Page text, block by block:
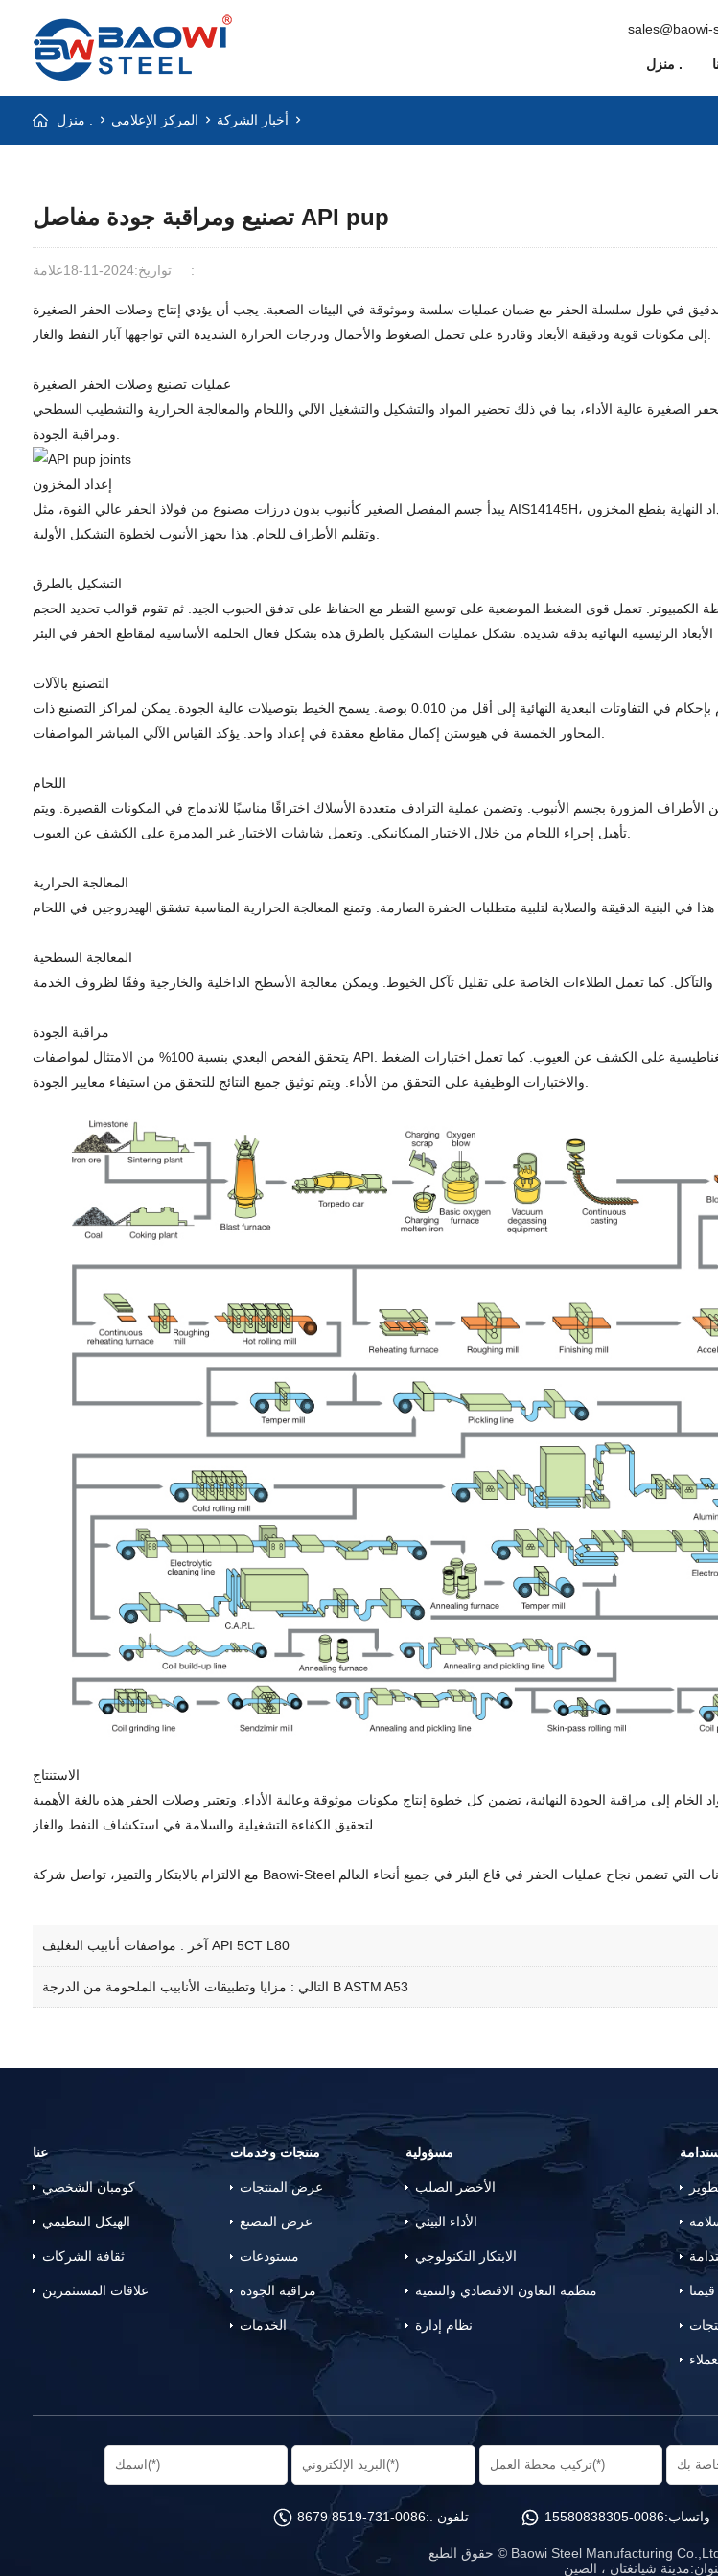
sales@baowi-
منزل .
المركز الإعلامي أخبار الشركة
تصنيع ومراقبة جودة مفاصل API pup
تواريخ:2024-11-18 علامة:
في طول سلسلة الحفر مع ضمان عمليات سلسة وموثوقة في البيئات الصعبة. يجب أن يؤدي إنتاج وصلات الحفر الصغيرة
عمليات تصنيع وصلات الحفر الصغيرة
عالية الأداء، بما في ذلك تحضير المواد والتشكيل والتشغيل الآلي واللحام والمعالجة الحرارية والتشطيب السطحي
إعداد المخزون
يبدأ جسم المفصل الصغير كأنبوب بدون درزات مصنوع من فولاذ الحفر عالي القوة، مثل AIS14145H، وفقًا لمعايير نظافة دقيقة. تقوم المناشير التي يتم التحكم فيها رقميًا بواسطة الكمبيوتر وآلات إعداد النهاية بقطع المخزون
التشكيل بالطرق
الكمبيوتر. تعمل قوى الضغط الموضعية على توسيع القطر مع الحفاظ على تدفق الحبوب الجيد. ثم تقوم قوالب تحديد الحجم
التصنيع بالآلات
يتضمن التصنيع الموجه بواسطة الكمبيوتر على نطاق واسع الدوران والثقب والنقر والكي، مع التحكم بإحكام في التفاوتات البعدية النهائية إلى أقل من 0.010 بوصة. يسمح الخيط بتوصيلات عالية الجودة. يمكن لمراكز التصنيع ذات
اللحام
المزورة بجسم الأنبوب. وتضمن عملية الترادف متعددة الأسلاك اختراقًا مناسبًا للاندماج في المكونات القصيرة. ويتم
تأهيل إجراء اللحام من خلال الاختبار الميكانيكي. وتعمل شاشات الاختبار غير المدمرة على الكشف عن العيوب.
المعالجة الحرارية
المعالجة السطحية
مراقبة الجودة
يتحقق الفحص البعدي بنسبة 100% من الامتثال لمواصفات API. وتعمل الاختبارات غير المدمرة مثل شاشات اختبار الجسيمات بالموجات فوق الصوتية والمغناطيسية على الكشف عن العيوب. كما تعمل اختبارات الضغط
الاستنتاج
إلى مراقبة الجودة النهائية، تضمن كل خطوة إنتاج مكونات موثوقة وعالية الأداء. وتعتبر وصلات الحفر هذه بالغة الأهمية
آخر : مواصفات أنابيب التغليف API 5CT L80
التالي : مزايا وتطبيقات الأنابيب الملحومة من الدرجة B ASTM A53
عنا
كومبان الشخصي
الهيكل التنظيمي
ثقافة الشركات
علاقات المستثمرين
منتجات وخدمات
عرض المنتجات
عرض المصنع
مستودعات
مراقبة الجودة
الخدمات
مسؤولية
الأخضر الصلب
الأداء البيئي
الابتكار التكنولوجي
منظمة التعاون الاقتصادي والتنمية
نظام إدارة
قيمنا
تلفون .:0086-731-8519 8679 واتساب:0086-15580838305
شيانغتان ، الصين